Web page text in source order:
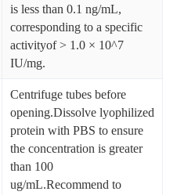
is less than 0.1 ng/mL,
corresponding to a specific
activityof > 1.0 × 10^7
IU/mg.
Centrifuge tubes before
opening.Dissolve lyophilized
protein with PBS to ensure
the concentration is greater
than 100
ug/mL.Recommend to